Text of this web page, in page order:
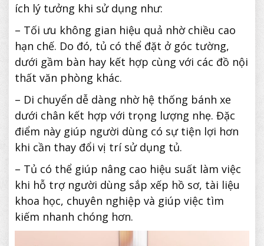
ích lý tưởng khi sử dụng như:
– Tối ưu không gian hiệu quả nhờ chiều cao
hạn chế. Do đó, tủ có thể đặt ở góc tường,
dưới gầm bàn hay kết hợp cùng với các đồ nội
thất văn phòng khác.
– Di chuyển dễ dàng nhờ hệ thống bánh xe
dưới chân kết hợp với trọng lượng nhẹ. Đặc
điểm này giúp người dùng có sự tiện lợi hơn
khi cần thay đổi vị trí sử dụng tủ.
– Tủ có thể giúp nâng cao hiệu suất làm việc
khi hỗ trợ người dùng sắp xếp hồ sơ, tài liệu
khoa học, chuyên nghiệp và giúp việc tìm
kiếm nhanh chóng hơn.